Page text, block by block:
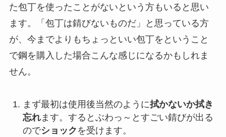
た包丁を使ったことがないという方もいると思い
ます。「包丁は錆びないものだ」と思っている方
が、今までよりもちょっといい包丁をということ
で鋼を購入した場合こんな感じになるかもしれま
せん。
まず最初は使用後当然のように拭かないか拭き
忘れます。するとぶわっ～とすごい錆びが出る
のでショック を受けます。